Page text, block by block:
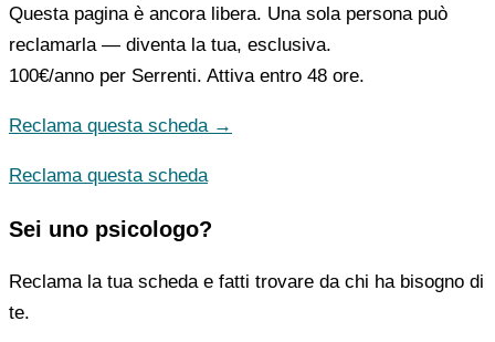
Questa pagina è ancora libera. Una sola persona può
reclamarla — diventa la tua, esclusiva.
100€/anno per Serrenti. Attiva entro 48 ore.
Reclama questa scheda →
Reclama questa scheda
Sei uno psicologo?
Reclama la tua scheda e fatti trovare da chi ha bisogno di
te.